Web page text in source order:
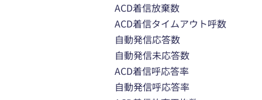
ACD着信放棄数
ACD着信タイムアウト呼数
自動発信応答数
自動発信未応答数
ACD着信呼応答率
自動発信呼応答率